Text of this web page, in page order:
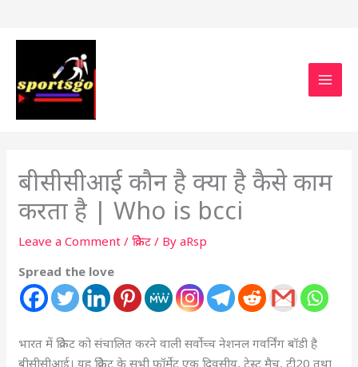
बीसीसीआई कौन है क्या है कैसे काम
करता है | Who is bcci
Leave a Comment /क्रिकेट / ByaRsp
Spread the love
भारत में क्रिकेट को संचालित करने वाली सर्वोच्च नेशनल गवर्निंग बॉडी है
बीसीसीआई। यह क्रिकेट के सभी फॉर्मेट एक दिवसीय, टेस्ट मैच, टी20 तथा